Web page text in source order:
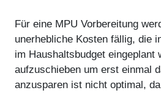
Für eine MPU Vorbereitung
unerhebliche Kosten fällig, die
im Haushaltsbudget eingeplant
aufzuschieben um erst einmal
anzusparen ist nicht optimal,